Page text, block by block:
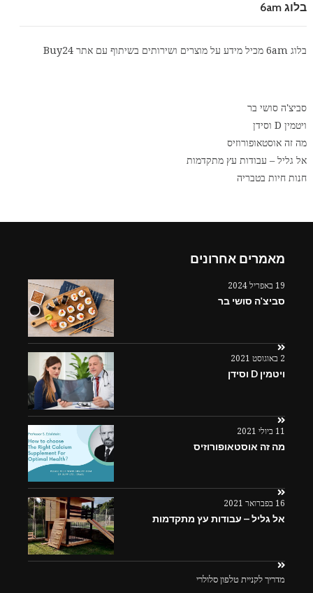
בלוג 6am
בלוג 6am מכיל מידע על מוצרים ושירותים בשיתוף עם אתר Buy24
סביצ'ה סושי בר
ויטמין D וסידן
מה זה אוסטאופורוזיס
אל גליל – עבודות עץ מתקדמות
חנות חיות בטבריה
מאמרים אחרונים
19 באפריל 2024
סביצ'ה סושי בר
2 באוגוסט 2021
ויטמין D וסידן
11 ביולי 2021
מה זה אוסטאופורוזיס
16 בפברואר 2021
אל גליל – עבודות עץ מתקדמות
מדריך לקניית טלפון סלולרי